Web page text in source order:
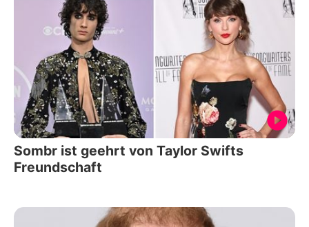
Sombr ist geehrt von Taylor Swifts
Freundschaft